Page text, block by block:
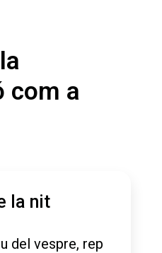
com a
la nit
del vespre, rep